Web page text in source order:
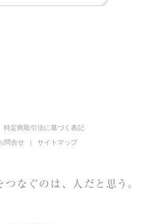
特定商取引法に基づく表記
問合せ サイトマップ